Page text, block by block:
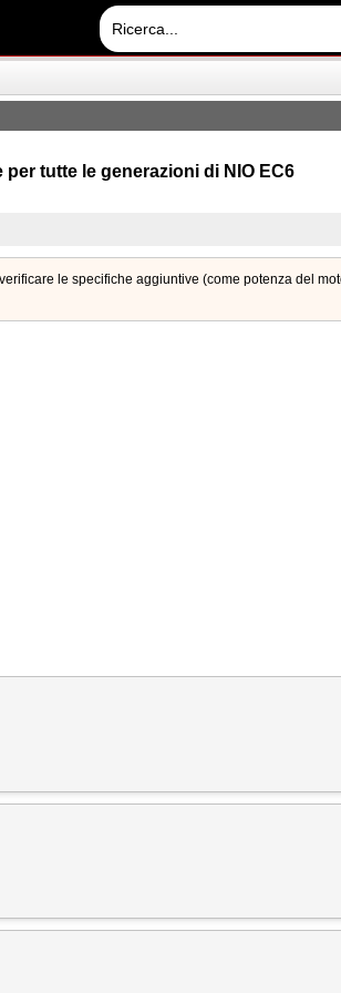
tutte le generazioni di NIO EC6
le specifiche aggiuntive (come potenza del